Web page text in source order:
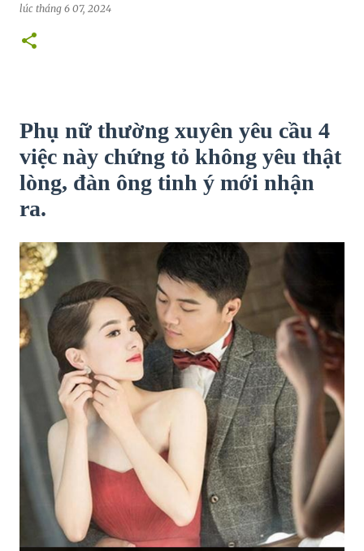
lúc tháng 6 07, 2024
Phụ nữ thường xuyên yêu cầu 4
việc này chứng tỏ không yêu thật
lòng, đàn ông tinh ý mới nhận
ra.